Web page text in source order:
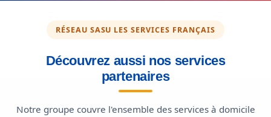
RÉSEAU SASU LES SERVICES FRANÇAIS
Découvrez aussi nos services
partenaires
Notre groupe couvre l'ensemble des services à domicile